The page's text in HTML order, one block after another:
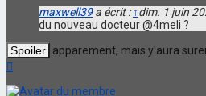
maxwell39a écrit : ↑dim. 1 juin
du nouveau docteur @4meli ?
apparement, mais y'aura